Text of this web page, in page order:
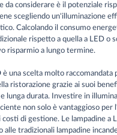
da considerare è il potenziale
scegliendo un'illuminazione
Calcolando il consumo
rispetto a quella a LED o
risparmio a lungo termine.
è una scelta molto raccomandata
ristorazione grazie ai suoi
lunga durata. Investire in
non solo è vantaggioso per
di gestione. Le lampadine a
alle tradizionali lampadine